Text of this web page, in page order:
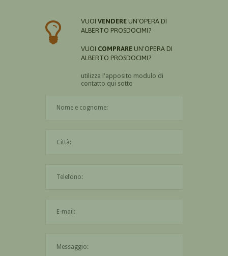
VUOI VENDERE UN'OPERA DI
ALBERTO PROSDOCIMI?
VUOI COMPRARE UN'OPERA DI
ALBERTO PROSDOCIMI?
utilizza l'apposito modulo di
contatto qui sotto